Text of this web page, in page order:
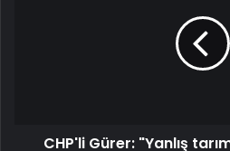
CHP'li Gürer: "Yanlış